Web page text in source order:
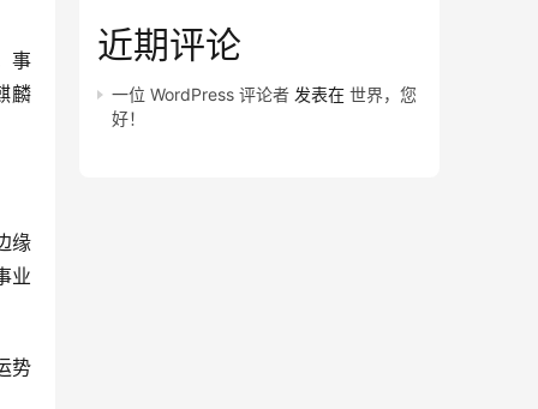
事
麟
缘
业
势
近期评论
一位 WordPress 评论者 发表在 世界，您
好！